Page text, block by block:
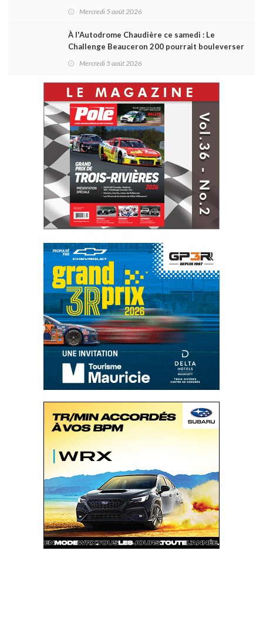
Mercredi 5 août 2026
À l'Autodrome Chaudière ce samedi : Le
Challenge Beauceron 200 pourrait bouleverser
Mercredi 5 août 2026